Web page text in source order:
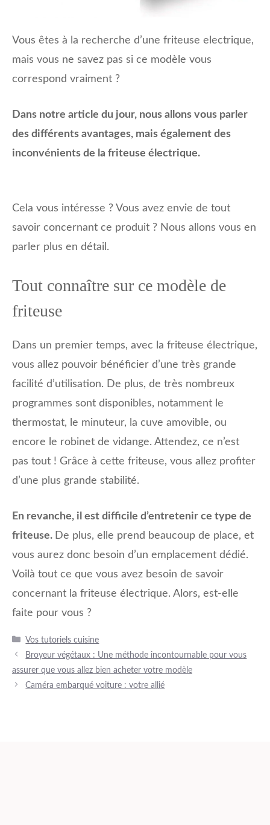
Vous êtes à la recherche d’une friteuse electrique,
mais vous ne savez pas si ce modèle vous
correspond vraiment ?
Dans notre article du jour, nous allons vous parler
des différents avantages, mais également des
inconvénients de la friteuse électrique.
Cela vous intéresse ? Vous avez envie de tout
savoir concernant ce produit ? Nous allons vous en
parler plus en détail.
Tout connaître sur ce modèle de
friteuse
Dans un premier temps, avec la friteuse électrique,
vous allez pouvoir bénéficier d’une très grande
facilité d’utilisation. De plus, de très nombreux
programmes sont disponibles, notamment le
thermostat, le minuteur, la cuve amovible, ou
encore le robinet de vidange. Attendez, ce n’est
pas tout ! Grâce à cette friteuse, vous allez profiter
d’une plus grande stabilité.
En revanche, il est difficile d’entretenir ce type de
friteuse. De plus, elle prend beaucoup de place, et
vous aurez donc besoin d’un emplacement dédié.
Voilà tout ce que vous avez besoin de savoir
concernant la friteuse électrique. Alors, est-elle
faite pour vous ?
Catégories
Vos tutoriels cuisine
Broyeur végétaux : Une méthode incontournable pour vous
assurer que vous allez bien acheter votre modèle
Caméra embarqué voiture : votre allié